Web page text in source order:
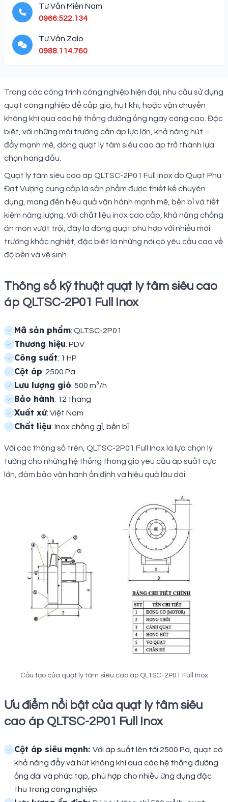
Tư Vấn Miền Nam
0966.522.134
Tư Vấn Zalo
0988.114.760
Trong các công trình công nghiệp hiện đại, nhu cầu sử dụng
quạt công nghiệp để cấp gió, hút khí, hoặc vận chuyển
không khí qua các hệ thống đường ống ngày càng cao. Đặc
biệt, với những môi trường cần áp lực lớn, khả năng hút –
đẩy mạnh mẽ, dòng quạt ly tâm siêu cao áp trở thành lựa
chọn hàng đầu.
Quạt ly tâm siêu cao áp QLTSC-2P01 Full Inox do Quạt Phú
Đạt Vượng cung cấp là sản phẩm được thiết kế chuyên
dụng, mang đến hiệu quả vận hành mạnh mẽ, bền bỉ và tiết
kiệm năng lượng. Với chất liệu inox cao cấp, khả năng chống
ăn mòn vượt trội, đây là dòng quạt phù hợp với nhiều môi
trường khắc nghiệt, đặc biệt là những nơi có yêu cầu cao về
độ bền và vệ sinh.
Thông số kỹ thuật quạt ly tâm siêu cao
áp QLTSC-2P01 Full Inox
Mã sản phẩm: QLTSC-2P01
Thương hiệu: PDV
Công suất: 1 HP
Cột áp: 2500 Pa
Lưu lượng gió: 500 m³/h
Bảo hành: 12 tháng
Xuất xứ: Việt Nam
Chất liệu: Inox chống gỉ, bền bỉ
Với các thông số trên, QLTSC-2P01 Full Inox là lựa chọn lý
tưởng cho những hệ thống thông gió yêu cầu áp suất cực
lớn, đảm bảo vận hành ổn định và hiệu quả lâu dài.
Cấu tạo của quạt ly tâm siêu cao áp QLTSC-2P01 Full Inox
Ưu điểm nổi bật của quạt ly tâm siêu
cao áp QLTSC-2P01 Full Inox
Cột áp siêu mạnh: Với áp suất lên tới 2500 Pa, quạt có
khả năng đẩy và hút không khí qua các hệ thống đường
ống dài và phức tạp, phù hợp cho nhiều ứng dụng đặc
thù trong công nghiệp.